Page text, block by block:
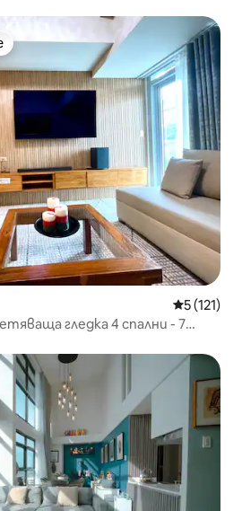
на гостите
Средна
5 (121)
гледка 4 спални - 7